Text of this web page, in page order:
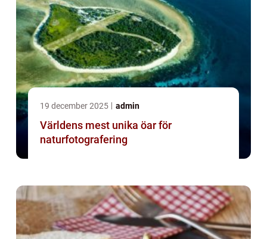
19 december 2025 admin
Världens mest unika öar för
naturfotografering